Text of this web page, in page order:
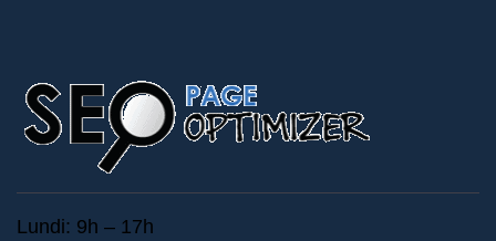
Lundi: 9h – 17h